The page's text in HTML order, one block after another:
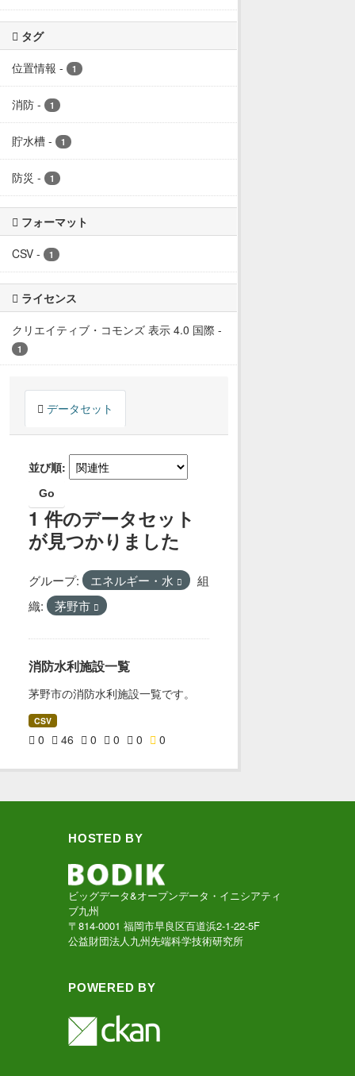
タグ
位置情報 - 1
消防 - 1
貯水槽 - 1
防災 - 1
フォーマット
CSV - 1
ライセンス
クリエイティブ・コモンズ 表示 4.0 国際 -
1
データセット
並び順
Go
1 件のデータセット
が見つかりました
グループ: エネルギー・水
組
織:
茅野市
消防水利施設一覧
茅野市の消防水利施設一覧です。
CSV
0 46 0 0 0 0
HOSTED BY
ビッグデータ&オープンデータ・イニシアティ
ブ九州
〒814-0001 福岡市早良区百道浜2-1-22-5F
公益財団法人九州先端科学技術研究所
POWERED BY